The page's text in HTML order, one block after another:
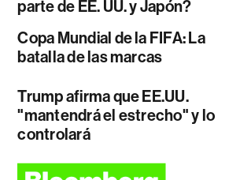
parte de EE. UU. y Japón?
Copa Mundial de la FIFA: La
batalla de las marcas
Trump afirma que EE.UU.
"mantendrá el estrecho" y lo
controlará